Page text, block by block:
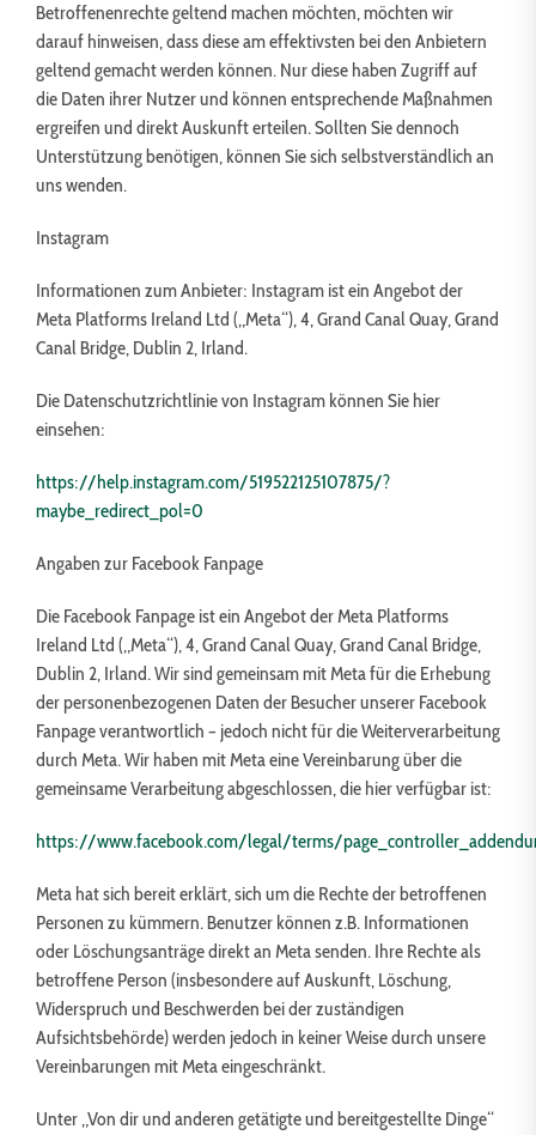
Betroffenenrechte geltend machen möchten, möchten wir
darauf hinweisen, dass diese am effektivsten bei den Anbietern
geltend gemacht werden können. Nur diese haben Zugriff auf
die Daten ihrer Nutzer und können entsprechende Maßnahmen
ergreifen und direkt Auskunft erteilen. Sollten Sie dennoch
Unterstützung benötigen, können Sie sich selbstverständlich an
uns wenden.
Instagram
Informationen zum Anbieter: Instagram ist ein Angebot der
Meta Platforms Ireland Ltd („Meta“), 4, Grand Canal Quay, Grand
Canal Bridge, Dublin 2, Irland.
Die Datenschutzrichtlinie von Instagram können Sie hier
einsehen:
https://help.instagram.com/519522125107875/?
maybe_redirect_pol=0
Angaben zur Facebook Fanpage
Die Facebook Fanpage ist ein Angebot der Meta Platforms
Ireland Ltd („Meta“), 4, Grand Canal Quay, Grand Canal Bridge,
Dublin 2, Irland. Wir sind gemeinsam mit Meta für die Erhebung
der personenbezogenen Daten der Besucher unserer Facebook
Fanpage verantwortlich – jedoch nicht für die Weiterverarbeitung
durch Meta. Wir haben mit Meta eine Vereinbarung über die
gemeinsame Verarbeitung abgeschlossen, die hier verfügbar ist:
https://www.facebook.com/legal/terms/
Meta hat sich bereit erklärt, sich um die Rechte der betroffenen
Personen zu kümmern. Benutzer können z.B. Informationen
oder Löschungsanträge direkt an Meta senden. Ihre Rechte als
betroffene Person (insbesondere auf Auskunft, Löschung,
Widerspruch und Beschwerden bei der zuständigen
Aufsichtsbehörde) werden jedoch in keiner Weise durch unsere
Vereinbarungen mit Meta eingeschränkt.
Unter „Von dir und anderen getätigte und bereitgestellte Dinge“